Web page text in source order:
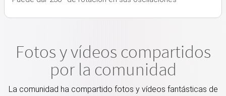
Fotos y vídeos compartidos
por la comunidad
La comunidad ha compartido fotos y vídeos fantásticas de